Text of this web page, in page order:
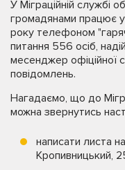
У Міграційній службі
громадянами працює у
року телефоном
питання 556 осіб,
месенджер офіційної
повідомлень.
Нагадаємо, що до
можна звернутись
написати листа
Кропивницький,